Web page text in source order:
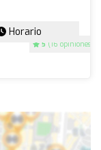
5 (16 opiniones)
Horario